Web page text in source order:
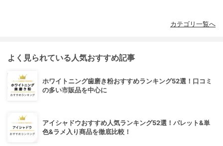
カテゴリ一覧へ
よく見られている人気おすすめ記事
ホワイトニング歯磨き粉おすすめランキング52選！口コミ
の多い市販品を中心に
アイシャドウおすすめ人気ランキング52選！パレット&単
色&ラメ入り商品を徹底比較！